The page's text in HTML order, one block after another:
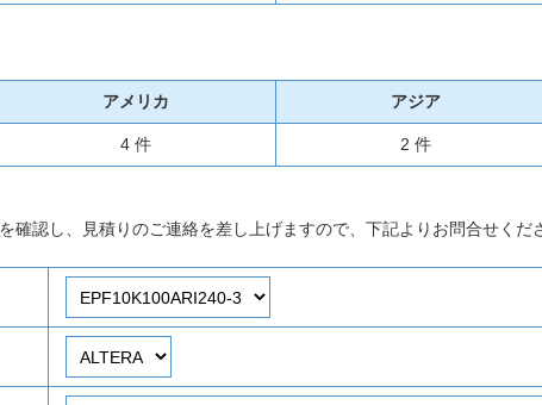
アメリカ アジア
4 件 2 件
確認し、見積りのご連絡を差し上げますので、下記よりお問合せくだ